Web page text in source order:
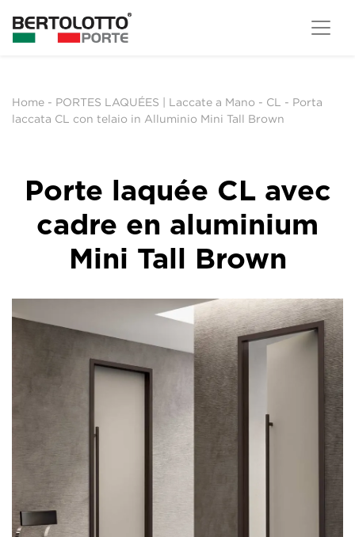
Home - PORTES LAQUÉES | Laccate a Mano - CL - Porta
laccata CL con telaio in Alluminio Mini Tall Brown
Porte laquée CL avec
cadre en aluminium
Mini Tall Brown